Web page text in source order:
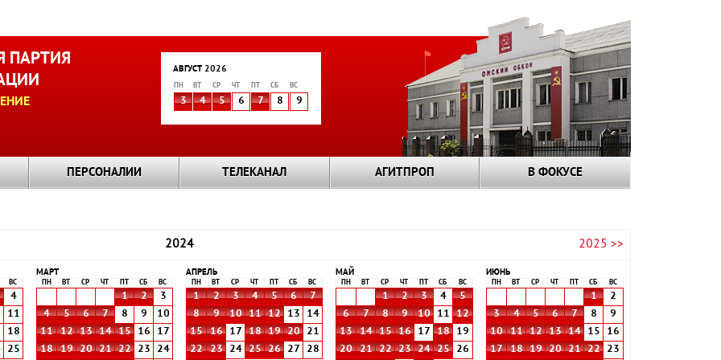
ПАРТИЯ
АВГУСТ 2026
ПН ВТ СР ЧТ СБ ВС
3 4 5 6 7 8 9
ПЕРСОНАЛИИ ТЕЛЕКАНАЛ АГИТПРОП В ФОКУСЕ
2024 2025 >>
ВС
4
11
18
25
МАРТ
ПН ВТ СР ЧТ СБ ВС
1 2
3
4
5 6 7 8 9
10
11
12 13 14 15 16
17
18
19 20 21 22 23
24
АПРЕЛЬ
ПН ВТ СР ЧТ СБ ВС
1 2 3 4 5 6
7
8
9 10 11 12 13
14
15
16 17 18 19 20
21
22
23 24 25 26 27
28
МАЙ
ПН ВТ СР ЧТ СБ ВС
1 2 3 4
5
6
7 8 9 10 11
12
13
14 15 16 17 18
19
20
21 22 23 24 25
26
ИЮНЬ
ПН ВТ СР ЧТ СБ ВС
1
2
3
4 5 6 7 8
9
10
11 12 13 14 15
16
17
18 19 20 21 22
23